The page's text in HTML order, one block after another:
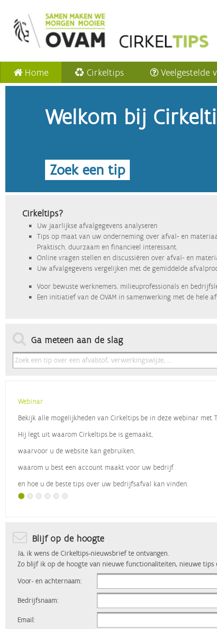
Home Cirkeltips Veelgestelde
Welkom bij
Zoek een tip
Cirkeltips?
Uw jaarlijkse afvalgegevens analyseren
Tips op maat van uw onderneming over afval- en
Praktisch, duurzaam en financieel interessant.
Online vragen stellen en discussiëren over afval- en
Uw afvalgegevens vergelijken met de gemiddelde
Voor bewuste werknemers, milieuprofessionals en
Een initiatief van de OVAM in samenwerking met de hele
Ga meteen aan de slag
Webinar
Bekijk alle mogelijkheden van Cirkeltips.be in deze webinar met
Hij legt uit waarom Cirkeltips.be is gemaakt,
waarvoor u de website kan gebruiken,
waarom u best een account maakt voor uw bedrijf
en hoe u de beste tips over uw bedrijfsafval kan vinden.
Blijf op de hoogte
Ja, ik wens de Cirkeltips-nieuwsbrief te ontvangen.
Zo blijf ik op de hoogte van nieuwe functionaliteiten, nieuwe tips
Voor- en achternaam:
Bedrijfsnaam:
Email: